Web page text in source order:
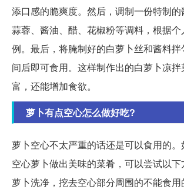
添口感的脆爽度。然后，调制一份特制的
蒜蓉、酱油、醋、花椒粉等调料，根据
例。最后，将腌制好的白萝卜丝和酱料
间后即可食用。这样制作出的白萝卜凉
富，还能增加食欲。
萝卜有点空心怎么做好吃?
萝卜空心不太严重的话还是可以食用的
空心萝卜做出美味的菜肴，可以尝试以
萝卜洗净，挖去空心部分周围的不能食用